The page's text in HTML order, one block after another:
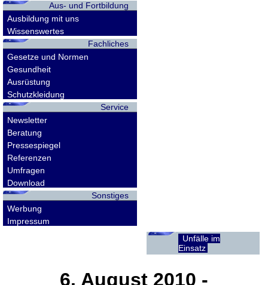
Aus- und Fortbildung
Ausbildung mit uns
Wissenswertes
Fachliches
Gesetze und Normen
Gesundheit
Ausrüstung
Schutzkleidung
Service
Newsletter
Beratung
Pressespiegel
Referenzen
Umfragen
Download
Sonstiges
Werbung
Impressum
Unfälle im
Einsatz
6. August 2010 -